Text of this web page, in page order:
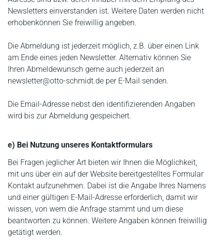
Newsletters einverstanden ist. Weitere Daten werden nicht
erhobenkönnen Sie freiwillig angeben.
Die Abmeldung ist jederzeit möglich, z.B. über einen Link
am Ende eines jeden Newsletter. Alternativ können Sie
Ihren Abmeldewunsch gerne auch jederzeit an
newsletter@otto-schmidt.de per E-Mail senden.
Die Email-Adresse nebst den identifizierenden Angaben
wird bis zur Abmeldung gespeichert.
e) Bei Nutzung unseres Kontaktformulars
Bei Fragen jeglicher Art bieten wir Ihnen die Möglichkeit,
mit uns über ein auf der Website bereitgestelltes Formular
Kontakt aufzunehmen. Dabei ist die Angabe Ihres Namens
und einer gültigen E-Mail-Adresse erforderlich, damit wir
wissen, von wem die Anfrage stammt und um diese
beantworten zu können. Weitere Angaben können freiwillig
getätigt werden.